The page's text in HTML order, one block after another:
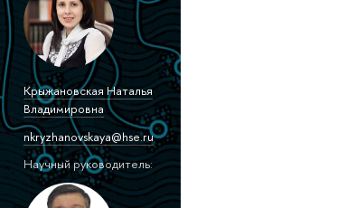
Крыжановская Наталья
Владимировна
nkryzhanovskaya@hse.ru
Научный руководитель: